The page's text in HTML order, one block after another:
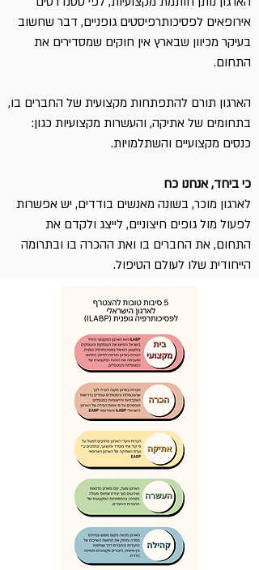
אירופאים לפסיכותרפיסטים גופניים, דבר שחשוב
בעיקר מכיוון שבארץ אין חוקים שמסדירים את
התחום.
הארגון תורם להתפתחות מקצועית של החברים בו,
בתחומים של אתיקה, והעשרות מקצועיות כגון:
כנסים מקצועיים והשתלמויות.
כי ביחד, אנחנו כח
לארגון מוכר, בשונה מאנשים בודדים, יש אפשרות
לפעול מול גופים חיצוניים, לייצג ולקדם את
התחום, את החברים בו ואת ההכרה בו ובתרומה
הייחודית שלו לעולם הטיפול.